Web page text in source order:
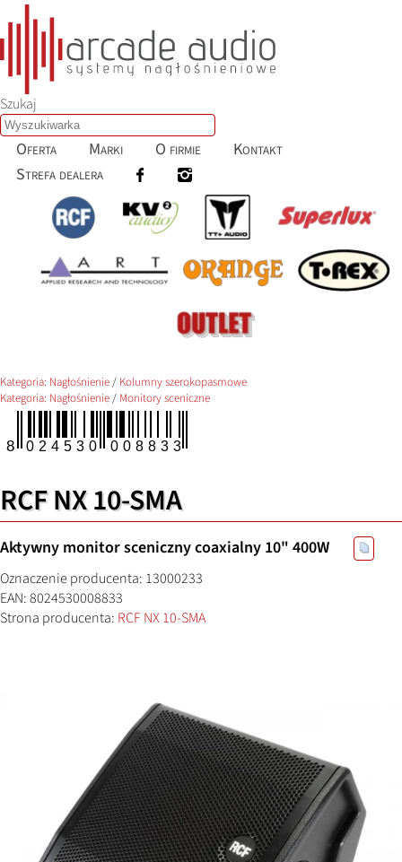
Szukaj
Oferta Marki O firmie
Kontakt
Strefa dealera
Kategoria: Nagłośnienie/ Kolumny szerokopasmowe
Kategoria: Nagłośnienie/ Monitory sceniczne
RCF NX 10-SMA
Aktywny monitor sceniczny coaxialny 10" 400W
Oznaczenie producenta: 13000233
EAN: 8024530008833
Strona producenta: RCF NX 10-SMA